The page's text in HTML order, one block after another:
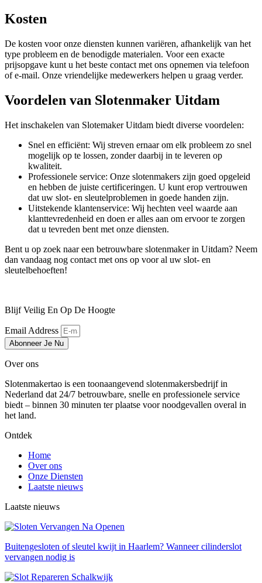
Kosten
De kosten voor onze diensten kunnen variëren, afhankelijk van het
type probleem en de benodigde materialen. Voor een exacte
prijsopgave kunt u het beste contact met ons opnemen via telefoon
of e-mail. Onze vriendelijke medewerkers helpen u graag verder.
Voordelen van Slotenmaker Uitdam
Het inschakelen van Slotemaker Uitdam biedt diverse voordelen:
Snel en efficiënt: Wij streven ernaar om elk probleem zo snel
mogelijk op te lossen, zonder daarbij in te leveren op
kwaliteit.
Professionele service: Onze slotenmakers zijn goed opgeleid
en hebben de juiste certificeringen. U kunt erop vertrouwen
dat uw slot- en sleutelproblemen in goede handen zijn.
Uitstekende klantenservice: Wij hechten veel waarde aan
klanttevredenheid en doen er alles aan om ervoor te zorgen
dat u tevreden bent met onze diensten.
Bent u op zoek naar een betrouwbare slotenmaker in Uitdam? Neem
dan vandaag nog contact met ons op voor al uw slot- en
sleutelbehoeften!
Blijf Veilig En Op De Hoogte
Email Address
Abonneer Je Nu
Over ons
Slotenmakertao is een toonaangevend slotenmakersbedrijf in
Nederland dat 24/7 betrouwbare, snelle en professionele service
biedt – binnen 30 minuten ter plaatse voor noodgevallen overal in
het land.
Ontdek
Home
Over ons
Onze Diensten
Laatste nieuws
Laatste nieuws
Buitengesloten of sleutel kwijt in Haarlem? Wanneer cilinderslot
vervangen nodig is